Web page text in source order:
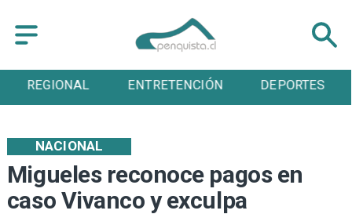
REGIONAL ENTRETENCIÓN DEPORTES
Migueles reconoce pagos en
caso Vivanco y exculpa
NACIONAL